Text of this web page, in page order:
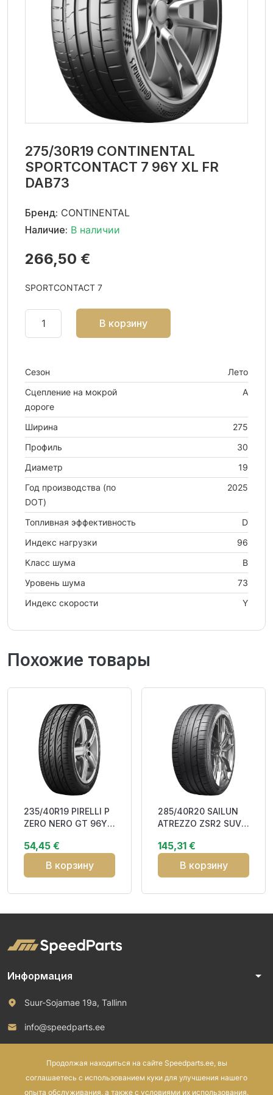
275/30R19 CONTINENTAL
SPORTCONTACT 7 96Y XL FR
DAB73
Бренд: CONTINENTAL
Наличие: В наличии
266,50 €
SPORTCONTACT 7
В корзину
Сезон
Лето
Сцепление на мокрой
дороге
A
Ширина
275
Профиль
30
Диаметр
19
Год производства (по
DOT)
2025
Топливная эффективность
D
Индекс нагрузки
96
Класс шума
B
Уровень шума
73
Индекс скорости
Y
Похожие товары
235/40R19 PIRELLI P
ZERO NERO GT 96Y
54,45 €
В корзину
285/40R20 SAILUN
ATREZZO ZSR2 SUV
EcoPoint3 BAB74
145,31 €
В корзину
Информация arrow_drop_down
Suur-Sojamae 19a, Tallinn
info@speedparts.ee
Продолжая находиться на сайте Speedparts.ee, вы
соглашаетесь с использованием куки для улучшения нашего
опыта обслуживания, а также с условиями их использования.